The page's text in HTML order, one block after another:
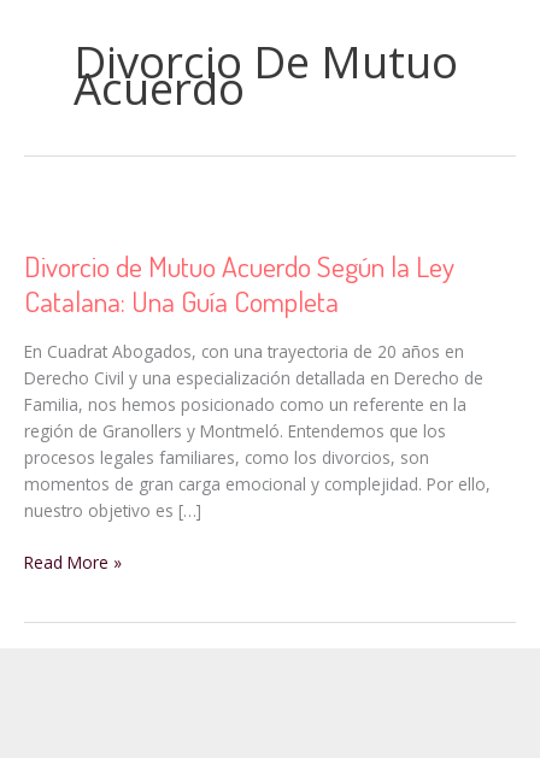
Divorcio De Mutuo
Acuerdo
Divorcio de Mutuo Acuerdo Según la Ley
Catalana: Una Guía Completa
En Cuadrat Abogados, con una trayectoria de 20 años en
Derecho Civil y una especialización detallada en Derecho de
Familia, nos hemos posicionado como un referente en la
región de Granollers y Montmeló. Entendemos que los
procesos legales familiares, como los divorcios, son
momentos de gran carga emocional y complejidad. Por ello,
nuestro objetivo es […]
Divorcio
Read More »